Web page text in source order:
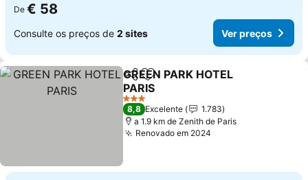
De € 58
Consulte os preços de 2 sites Ver preços
PartilharAdicionar aos favoritos
GREEN PARK HOTEL
PARIS
Ver preços
3 Estrelas
8,8 Excelente
1.783
a 1.9 km de Zenith de Paris
Renovado em 2024